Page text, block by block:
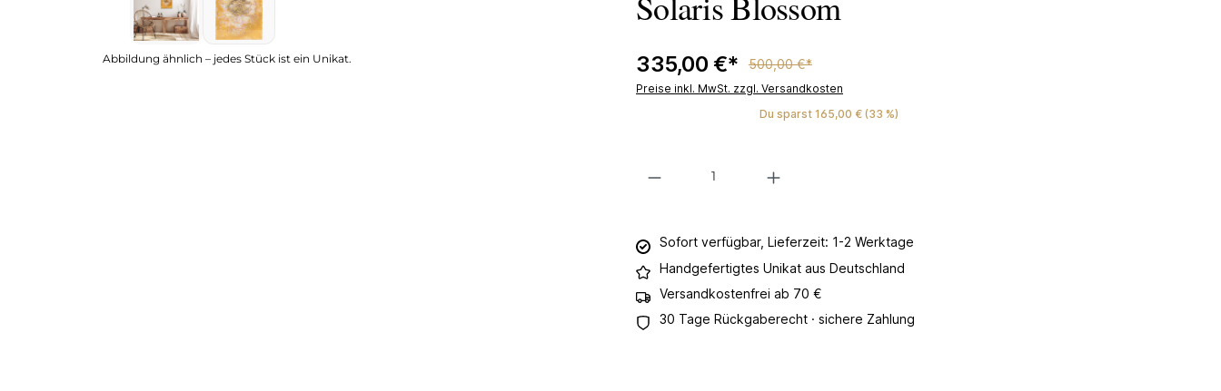
Abbildung ähnlich – jedes Stück ist ein Unikat. 335,00 €* 500,00 €*
Du sparst 165,00 € (33 %)
Preise inkl. MwSt. zzgl. Versandkosten
Sofort verfügbar, Lieferzeit: 1-2 Werktage
Handgefertigtes Unikat aus Deutschland
Versandkostenfrei ab 70 €
30 Tage Rückgaberecht · sichere Zahlung